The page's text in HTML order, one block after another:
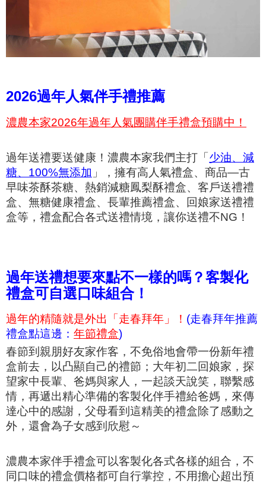
2026過年人氣伴手禮推薦
濃農本家2026年過年人氣團購伴手禮盒預購中！
過年送禮要送健康！濃農本家我們主打「少油、減
糖、100%無添加 」，擁有高人氣禮盒、商品—古
早味茶酥茶糖、熱銷減糖鳳梨酥禮盒、客戶送禮禮
盒、無糖健康禮盒、長輩推薦禮盒、回娘家送禮禮
盒等，禮盒配合各式送禮情境，讓你送禮不NG！
過年送禮想要來點不一樣的嗎？客製化
禮盒可自選口味組合！
過年的精隨就是外出「走春拜年」！ (走春拜年推薦
禮盒點這邊： 年節禮盒)
春節到親朋好友家作客，不免俗地會帶一份新年禮
盒前去，以凸顯自己的禮節； 大年初二回娘家， 探
望家中長輩、爸媽與家人，一起談天說笑，聯繫感
情，再遞出精心準備的客製化伴手禮給爸媽，來傳
達心中的感謝，父母看到這精美的禮盒除了感動之
外，還會為子女感到欣慰～
濃農本家伴手禮盒可以客製化各式各樣的組合，不
同口味的禮盒價格都可自行掌控，不用擔心超出預